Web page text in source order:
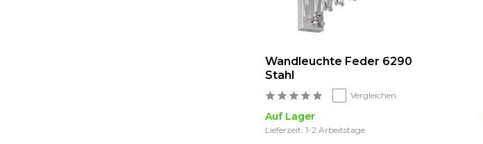
Wandleuchte Feder 6290
Stahl
Vergleichen
Auf Lager
Lieferzeit: 1-2 Arbeitstage